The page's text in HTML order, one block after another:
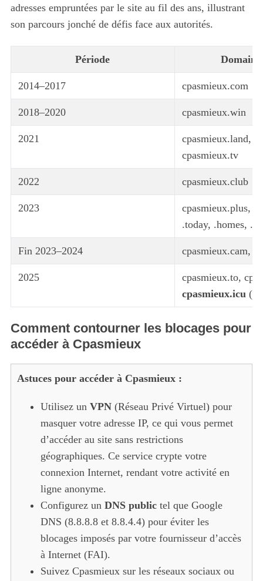
adresses empruntées par le site au fil des ans, illustrant
son parcours jonché de défis face aux autorités.
Période
2014–2017 cpasmieux.com
2018–2020 cpasmieux.win
2021
cpasmieux.land,
cpasmieux.tv
2022 cpasmieux.club
2023
cpasmieux.plus,
.today, .homes,
Fin 2023–2024 cpasmieux.cam,
2025
cpasmieux.to,
cpasmieux.icu
Comment contourner les blocages pour
accéder à Cpasmieux
Astuces pour accéder à Cpasmieux :
Utilisez un VPN(Réseau Privé Virtuel) pour
masquer votre adresse IP, ce qui vous permet
d’accéder au site sans restrictions
géographiques. Ce service crypte votre
connexion Internet, rendant votre activité en
ligne anonyme.
Configurez un DNS publictel que Google
DNS (8.8.8.8 et 8.8.4.4) pour éviter les
blocages imposés par votre fournisseur d’accès
à Internet (FAI).
Suivez Cpasmieux sur les réseaux sociaux ou